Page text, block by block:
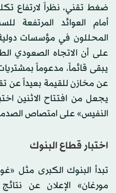
ضغط تقني، نظراً لارتفاع
أمام العوائد المرتفعة
المحللون في مؤسسات
على أن الاتجاه الصعودي
يبقى قائماً، مدعوماً
عن مخازن للقيمة بعيداً عن
يجعل من افتتاح الاثنين
النفيس» على امتصاص
اختبار قطاع البنوك
تبدأ البنوك الكبرى مثل
مورغان» الإعلان عن نتائج